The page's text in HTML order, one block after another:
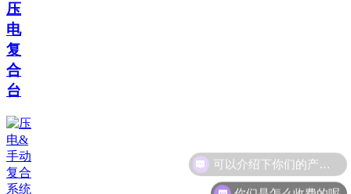
压
电
复
合
台
你们是怎么收费的呢